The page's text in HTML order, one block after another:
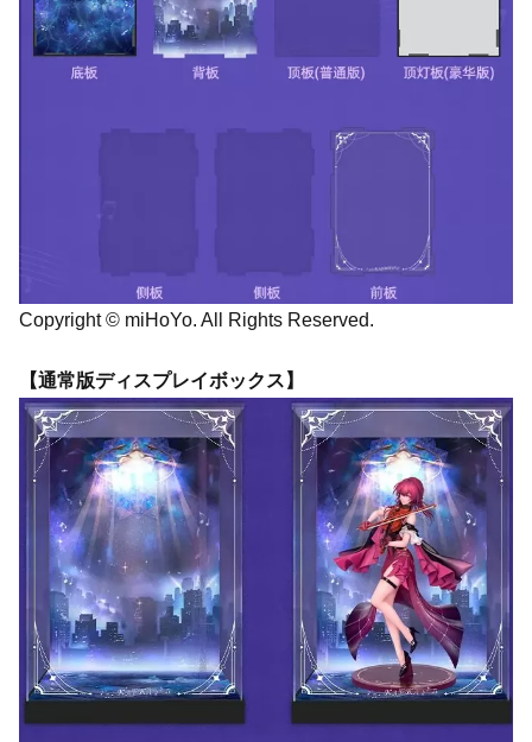
Copyright © miHoYo. All Rights Reserved.
【通常版ディスプレイボックス】